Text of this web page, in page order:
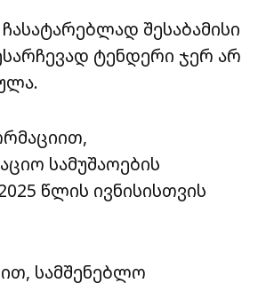
შესაბამისი
ტენდერი ჯერ არ
სამუშაოების
წლის ივნისისთვის
სამშენებლო